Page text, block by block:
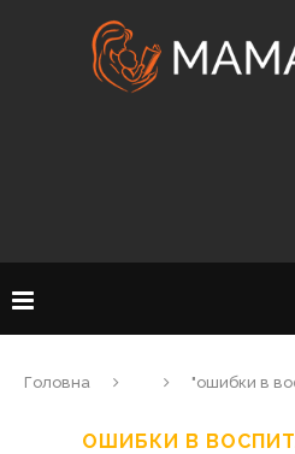
Головна "ошибки в
ОШИБКИ В